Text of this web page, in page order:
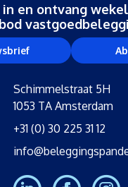
in en ontvang
Schimmelstraat 5H
1053 TA Amsterdam
+31 (0) 30 225 31 12